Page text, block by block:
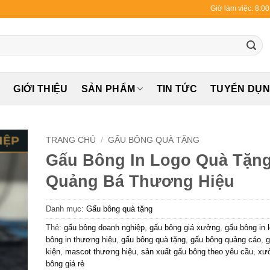
Giờ làm việc:
GIỚI THIỆU SẢN PHẨM TIN TỨC TUYỂN
TRANG CHỦ / GẤU BÔNG QUÀ TẶNG
Gấu Bông In Logo Quà
Quảng Bá Thương Hiệu
Danh mục: Gấu bông quà tặng
Thẻ: gấu bông doanh nghiệp, gấu bông giá xưởng, gấu bông in
bông in thương hiệu, gấu bông quà tặng, gấu bông quảng cáo,
kiện, mascot thương hiệu, sản xuất gấu bông theo yêu cầu,
bông giá rẻ